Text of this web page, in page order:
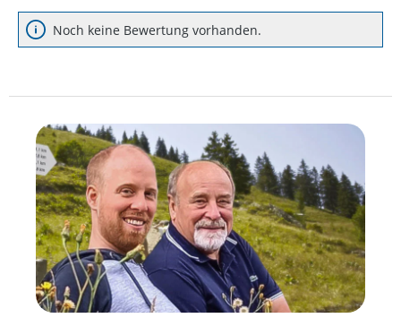
Noch keine Bewertung vorhanden.